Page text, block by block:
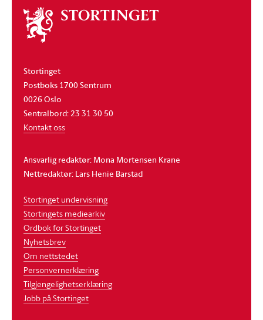
Om
stortinget
Stortinget
Postboks 1700 Sentrum
0026 Oslo
Sentralbord: 23 31 30 50
Kontakt oss
Ansvarlig redaktør: Mona Mortensen Krane
Nettredaktør: Lars Henie Barstad
Stortinget undervisning
Stortingets mediearkiv
Ordbok for Stortinget
Nyhetsbrev
Om nettstedet
Personvernerklæring
Tilgjengelighetserklæring
Jobb på Stortinget